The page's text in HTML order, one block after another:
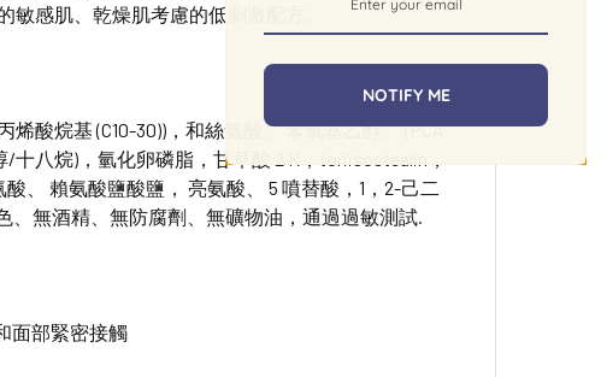
感肌、乾燥肌考慮的低刺激配方。
酸烷基 (C10-30))，和絲氨酸、 苯氧基乙醇、 (PCA
八烷)，氫化卵磷脂，甘草酸 2 K，toriisostealin，
、 賴氨酸鹽酸鹽， 亮氨酸、 5 噴替酸，1，2-己二
、無酒精、無防腐劑、無礦物油，通過過敏測試.
面部緊密接觸
NOTIFY ME